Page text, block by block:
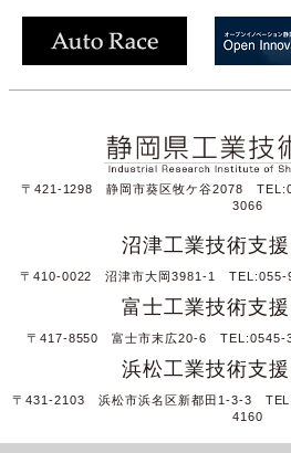
〒421-1298 静岡市葵区牧ケ谷2078
3066
沼津工業技術支
〒410-0022 沼津市大岡3981-1 TEL:055-
富士工業技術支
〒417-8550 富士市末広20-6 TEL:0545-
浜松工業技術支
〒431-2103 浜松市浜名区新都田1-3-3
4160